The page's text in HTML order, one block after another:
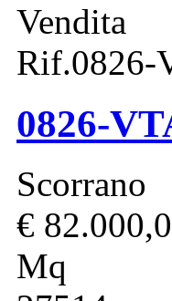
Vendita
0826-
Scorrano
€
Mq